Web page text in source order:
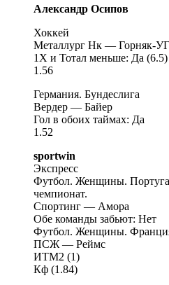
Александр Осипов
Хоккей
Металлург Нк — Горняк-
1X и Тотал меньше: Да (6.5)
1.56
Германия. Бундеслига
Вердер — Байер
Гол в обоих таймах: Да
1.52
sportwin
Экспресс
Футбол. Женщины.
чемпионат.
Спортинг — Амора
Обе команды забьют: Нет
Футбол. Женщины.
ПСЖ — Реймс
ИTM2 (1)
Кф (1.84)